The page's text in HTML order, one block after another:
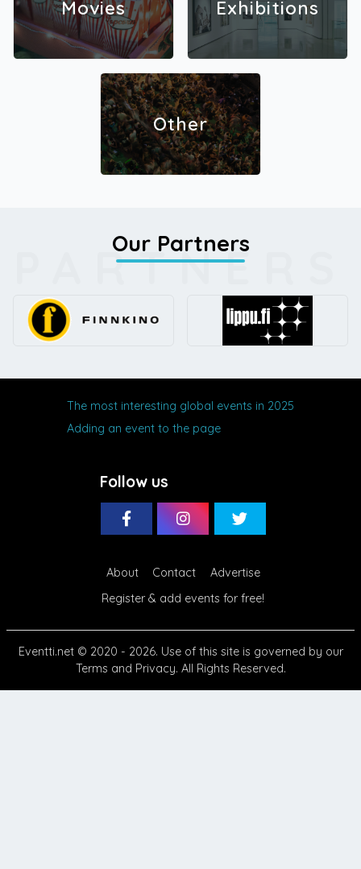
Movies Exhibitions
Other
PARTNERS
Our Partners
The most interesting global events in 2025
Adding an event to the page
Follow us
About Contact
Advertise
Register & add events for free!
Eventti.net© 2020 - 2026. Use of this site is governed by our
Terms and Privacy. All Rights Reserved.